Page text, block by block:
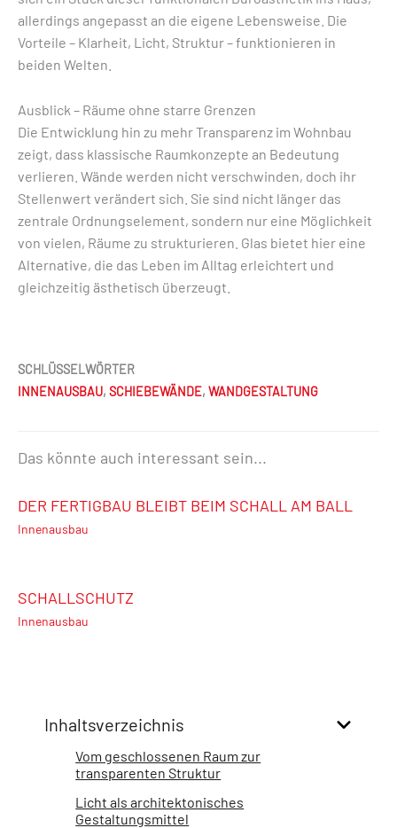
allerdings angepasst an die eigene Lebensweise. Die
Vorteile – Klarheit, Licht, Struktur – funktionieren in
beiden Welten.
Ausblick – Räume ohne starre Grenzen
Die Entwicklung hin zu mehr Transparenz im Wohnbau
zeigt, dass klassische Raumkonzepte an Bedeutung
verlieren. Wände werden nicht verschwinden, doch ihr
Stellenwert verändert sich. Sie sind nicht länger das
zentrale Ordnungselement, sondern nur eine Möglichkeit
von vielen, Räume zu strukturieren. Glas bietet hier eine
Alternative, die das Leben im Alltag erleichtert und
gleichzeitig ästhetisch überzeugt.
SCHLÜSSELWÖRTER
INNENAUSBAU, SCHIEBEWÄNDE, WANDGESTALTUNG
Das könnte auch interessant sein...
DER FERTIGBAU BLEIBT BEIM SCHALL AM BALL
Innenausbau
SCHALLSCHUTZ
Innenausbau
Inhaltsverzeichnis
Vom geschlossenen Raum zur
transparenten Struktur
Licht als architektonisches
Gestaltungsmittel